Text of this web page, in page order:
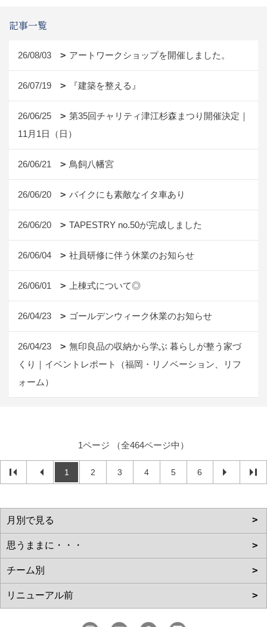
記事一覧
26/08/03 アートワークショップを開催しました。
26/07/19 『建築を整える』
26/06/25
第35回チャリティ津江杉森まつり開催決定｜
11月1日（日）
26/06/21 鳥飼八幡宮
26/06/20 バイクにも素敵なイタ車あり
26/06/20 TAPESTRY no.50が完成しました
26/06/04 社員研修に伴う休業のお知らせ
26/06/01 上棟式について◎
26/04/23 ゴールデンウィーク休業のお知らせ
26/04/23
無印良品の収納から学ぶ 暮らしが整う家づ
くり｜イベントレポート（福岡・リノベーション、リフ
ォーム）
1ページ （全464ページ中）
1 2 3 4 5 6